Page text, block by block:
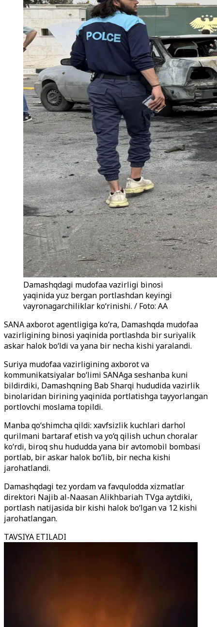
Damashqdagi mudofaa vazirligi binosi
yaqinida yuz bergan portlashdan keyingi
vayronagarchiliklar koʻrinishi. / Foto: AA
SANA axborot agentligiga ko‘ra, Damashqda mudofaa
vazirligining binosi yaqinida portlashda bir suriyalik
askar halok bo‘ldi va yana bir necha kishi yaralandi.
Suriya mudofaa vazirligining axborot va
kommunikatsiyalar bo‘limi SANAga seshanba kuni
bildirdiki, Damashqning Bab Sharqi hududida vazirlik
binolaridan birining yaqinida portlatishga tayyorlangan
portlovchi moslama topildi.
Manba qo‘shimcha qildi: xavfsizlik kuchlari darhol
qurilmani bartaraf etish va yo‘q qilish uchun choralar
ko‘rdi, biroq shu hududda yana bir avtomobil bombasi
portlab, bir askar halok bo‘lib, bir necha kishi
jarohatlandi.
Damashqdagi tez yordam va favqulodda xizmatlar
direktori Najib al-Naasan Alikhbariah TVga aytdiki,
portlash natijasida bir kishi halok bo‘lgan va 12 kishi
jarohatlangan.
TAVSIYA ETILADI